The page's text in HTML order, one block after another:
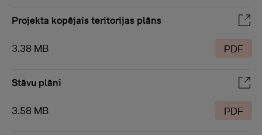
Projekta kopējais teritorijas plāns
3.38 MB PDF
Stāvu plāni
3.58 MB PDF